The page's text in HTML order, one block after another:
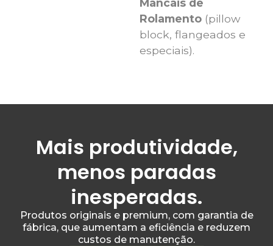
Mancais de
Rolamento(pillow
block, flangeados e
especiais).
Mais produtividade,
menos paradas
inesperadas.
Produtos originais e premium, com garantia de
fábrica, que aumentam a eficiência e reduzem
custos de manutenção.